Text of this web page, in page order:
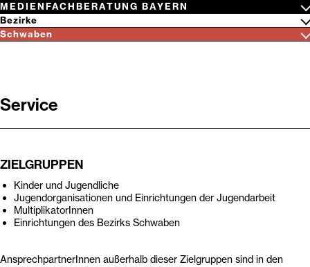
Zum
Inhalt
springen
MEDIENFACHBERATUNG BAYERN
Netzwerk
Medienwissen
Bezirke
Oberbayern
Unterfranken
Schwaben
Schwaben
Wer wir sind
Kontakt
Vergangenes
NEBAWHCS
Service
ZIELGRUPPEN
Kinder und Jugendliche
Jugendorganisationen und Einrichtungen der Jugendarbeit
MultiplikatorInnen
Einrichtungen des Bezirks Schwaben
AnsprechpartnerInnen außerhalb dieser Zielgruppen sind in den